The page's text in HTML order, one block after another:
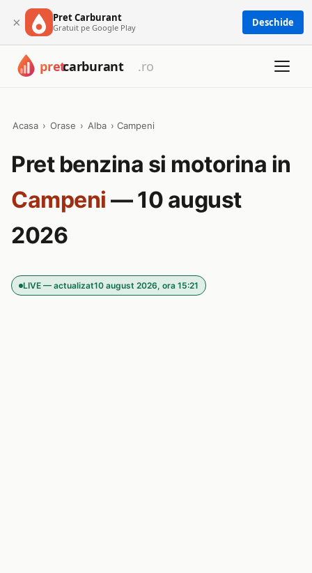
× Pret Carburant
Gratuit pe Google Play Deschide
Acasa › Orase › Alba › Campeni
Pret benzina si motorina in
Campeni — 10 august
2026
LIVE — actualizat10 august 2026, ora 15:21